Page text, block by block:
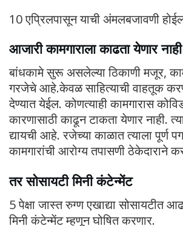
10 एप्रिलपासून याची अंमलबजावणी
आजारी कामगाराला काढता येणार नाही
बांधकामे सुरू असलेल्या ठिकाणी मजूर,
गरजेचे आहे.केवळ साहित्याची वाहतूक
देण्यात येईल. कोणत्याही कामगारास
कारणासाठी काढून टाकता येणार नाही.
द्यायची आहे. रजेच्या काळात त्याला पूर्ण
कामगारांची आरोग्य तपासणी ठेकेदाराने
तर सोसायटी मिनी कंटेन्मेंट
5 पेक्षा जास्त रुग्ण एखाद्या सोसायटीत
मिनी कंटेन्मेंट म्हणून घोषित करणार.